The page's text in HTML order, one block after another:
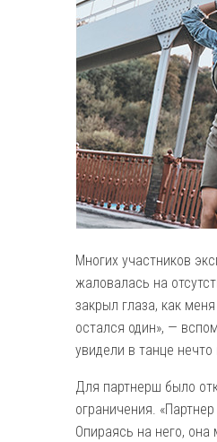
Многих участников
жаловалась на
закрыл глаза, как
остался один», —
увидели в танце
Для партнерш было
ограничения.
Опираясь на него,